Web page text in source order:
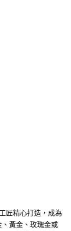
匠精心打造，成為
黃金、玫瑰金或